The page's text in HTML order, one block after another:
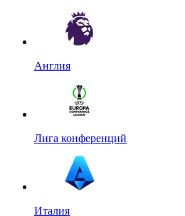
Англия
Лига конференций
Италия